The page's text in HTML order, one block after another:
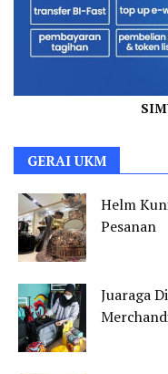
GERAI UKM
Helm
Pesanan
Juaraga